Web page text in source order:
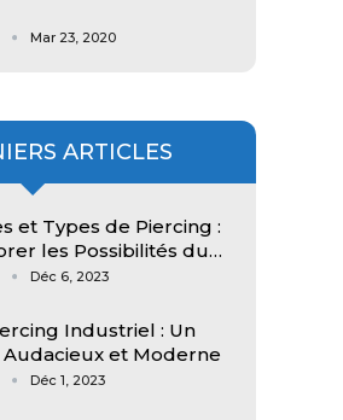
Mar 23, 2020
ARTICLES
et Types de Piercing :
les Possibilités du…
Déc 6, 2023
Industriel : Un
Audacieux et Moderne
Déc 1, 2023